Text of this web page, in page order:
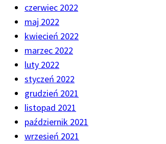
czerwiec 2022
maj 2022
kwiecień 2022
marzec 2022
luty 2022
styczeń 2022
grudzień 2021
listopad 2021
październik 2021
wrzesień 2021